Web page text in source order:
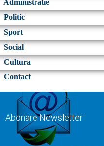
Administratie
Politic
Sport
Social
Cultura
Contact
Abonare Newsletter